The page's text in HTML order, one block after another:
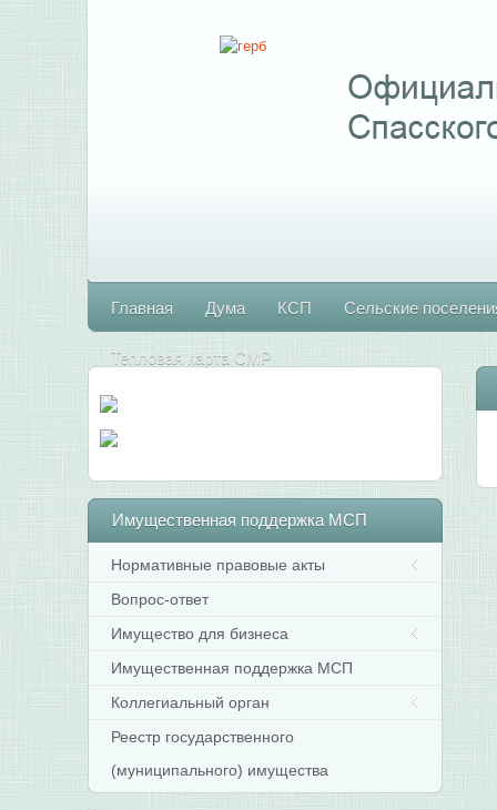
Главная Дума КСП Сельские
Тепловая карта СМР
Имущественная поддержка МСП
Нормативные правовые акты
Вопрос-ответ
Имущество для бизнеса
Имущественная поддержка МСП
Коллегиальный орган
Реестр государственного
(муниципального) имущества